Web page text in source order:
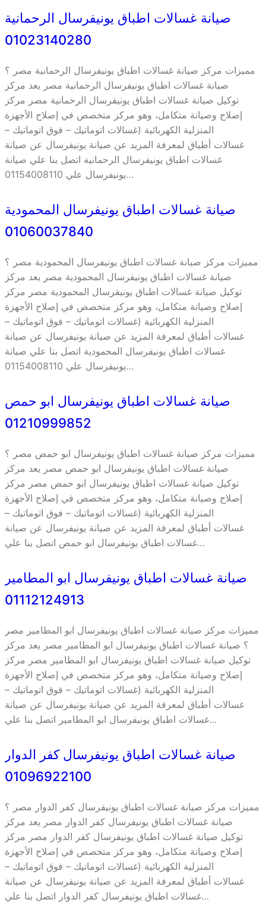
صيانة غسالات اطباق يونيفرسال الرحمانية
01023140280
مميزات مركز صيانة غسالات اطباق يونيفرسال الرحمانية مصر ؟
صيانة غسالات اطباق يونيفرسال الرحمانية مصر يعد مركز
توكيل صيانة غسالات اطباق يونيفرسال الرحمانية مصر مركز
إصلاح وصيانة متكامل، وهو مركز متخصص في إصلاح الأجهزة
المنزلية الكهربائية (غسالات اتوماتيك – فوق اتوماتيك –
غسالات أطباق لمعرفة المزيد عن صيانة يونيفرسال عن صيانة
غسالات اطباق يونيفرسال الرحمانية اتصل بنا علي صيانة
يونيفرسال علي 01154008110…
صيانة غسالات اطباق يونيفرسال المحمودية
01060037840
مميزات مركز صيانة غسالات اطباق يونيفرسال المحمودية مصر ؟
صيانة غسالات اطباق يونيفرسال المحمودية مصر يعد مركز
توكيل صيانة غسالات اطباق يونيفرسال المحمودية مصر مركز
إصلاح وصيانة متكامل، وهو مركز متخصص في إصلاح الأجهزة
المنزلية الكهربائية (غسالات اتوماتيك – فوق اتوماتيك –
غسالات أطباق لمعرفة المزيد عن صيانة يونيفرسال عن صيانة
غسالات اطباق يونيفرسال المحمودية اتصل بنا علي صيانة
يونيفرسال علي 01154008110…
صيانة غسالات اطباق يونيفرسال ابو حمص
01210999852
مميزات مركز صيانة غسالات اطباق يونيفرسال ابو حمص مصر ؟
صيانة غسالات اطباق يونيفرسال ابو حمص مصر يعد مركز
توكيل صيانة غسالات اطباق يونيفرسال ابو حمص مصر مركز
إصلاح وصيانة متكامل، وهو مركز متخصص في إصلاح الأجهزة
المنزلية الكهربائية (غسالات اتوماتيك – فوق اتوماتيك –
غسالات أطباق لمعرفة المزيد عن صيانة يونيفرسال عن صيانة
غسالات اطباق يونيفرسال ابو حمص اتصل بنا علي…
صيانة غسالات اطباق يونيفرسال ابو المطامير
01112124913
مميزات مركز صيانة غسالات اطباق يونيفرسال ابو المطامير مصر
؟ صيانة غسالات اطباق يونيفرسال ابو المطامير مصر يعد مركز
توكيل صيانة غسالات اطباق يونيفرسال ابو المطامير مصر مركز
إصلاح وصيانة متكامل، وهو مركز متخصص في إصلاح الأجهزة
المنزلية الكهربائية (غسالات اتوماتيك – فوق اتوماتيك –
غسالات أطباق لمعرفة المزيد عن صيانة يونيفرسال عن صيانة
غسالات اطباق يونيفرسال ابو المطامير اتصل بنا علي…
صيانة غسالات اطباق يونيفرسال كفر الدوار
01096922100
مميزات مركز صيانة غسالات اطباق يونيفرسال كفر الدوار مصر ؟
صيانة غسالات اطباق يونيفرسال كفر الدوار مصر يعد مركز
توكيل صيانة غسالات اطباق يونيفرسال كفر الدوار مصر مركز
إصلاح وصيانة متكامل، وهو مركز متخصص في إصلاح الأجهزة
المنزلية الكهربائية (غسالات اتوماتيك – فوق اتوماتيك –
غسالات أطباق لمعرفة المزيد عن صيانة يونيفرسال عن صيانة
غسالات اطباق يونيفرسال كفر الدوار اتصل بنا علي…